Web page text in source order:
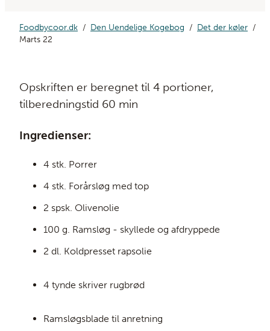
Foodbycoor.dk Den Uendelige Kogebog
Det der køler
Marts 22
Opskriften er beregnet til 4 portioner,
tilberedningstid 60 min
Ingredienser:
4 stk. Porrer
4 stk. Forårsløg med top
2 spsk. Olivenolie
100 g. Ramsløg - skyllede og afdryppede
2 dl. Koldpresset rapsolie
4 tynde skriver rugbrød
Ramsløgsblade til anretning